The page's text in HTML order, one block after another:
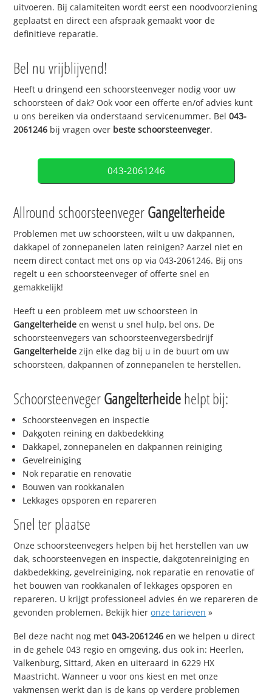
uitvoeren. Bij calamiteiten wordt eerst een noodvoorziening
geplaatst en direct een afspraak gemaakt voor de
definitieve reparatie.
Bel nu vrijblijvend!
Heeft u dringend een schoorsteenveger nodig voor uw
schoorsteen of dak? Ook voor een offerte en/of advies kunt
u ons bereiken via onderstaand servicenummer. Bel043-
2061246 bij vragen over beste schoorsteenveger.
043-2061246
Allround schoorsteenvegerGangelterheide
Problemen met uw schoorsteen, wilt u uw dakpannen,
dakkapel of zonnepanelen laten reinigen? Aarzel niet en
neem direct contact met ons op via 043-2061246. Bij ons
regelt u een schoorsteenveger of offerte snel en
gemakkelijk!
Heeft u een probleem met uw schoorsteen in
Gangelterheide en wenst u snel hulp, bel ons. De
schoorsteenvegers van schoorsteenvegersbedrijf
Gangelterheide zijn elke dag bij u in de buurt om uw
schoorsteen, dakpannen of zonnepanelen te herstellen.
SchoorsteenvegerGangelterheidehelpt bij:
Schoorsteenvegen en inspectie
Dakgoten reining en dakbedekking
Dakkapel, zonnepanelen en dakpannen reiniging
Gevelreiniging
Nok reparatie en renovatie
Bouwen van rookkanalen
Lekkages opsporen en repareren
Snel ter plaatse
Onze schoorsteenvegers helpen bij het herstellen van uw
dak, schoorsteenvegen en inspectie, dakgotenreiniging en
dakbedekking, gevelreiniging, nok reparatie en renovatie of
het bouwen van rookkanalen of lekkages opsporen en
repareren. U krijgt professioneel advies én we repareren de
gevonden problemen. Bekijk hieronze tarieven »
Bel deze nacht nog met043-2061246 en we helpen u direct
in de gehele 043 regio en omgeving, dus ook in: Heerlen,
Valkenburg, Sittard, Aken en uiteraard in 6229 HX
Maastricht. Wanneer u voor ons kiest en met onze
vakmensen werkt dan is de kans op verdere problemen